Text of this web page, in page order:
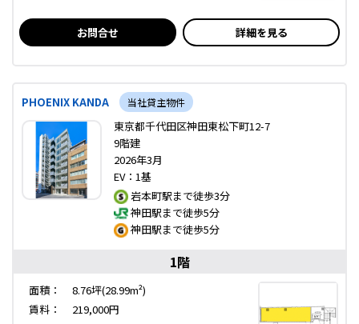
お問合せ 詳細を見る
PHOENIX KANDA 当社貸主物件
東京都千代田区神田東松下町12-7
9階建
2026年3月
EV：1基
岩本町駅まで徒歩3分
神田駅まで徒歩5分
神田駅まで徒歩5分
1階
面積：
8.76坪(28.99m²)
賃料：
219,000円